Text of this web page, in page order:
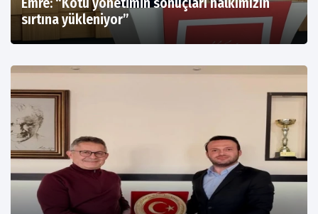
sırtına yükleniyor”